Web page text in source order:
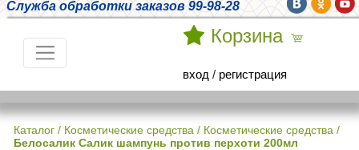
Служба обработки заказов 99-98-28
Корзина
вход / регистрация
Каталог / Косметические средства / Косметические средства /
Белосалик Салик шампунь против перхоти 200мл